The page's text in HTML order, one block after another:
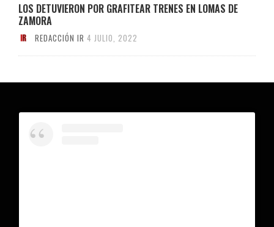
LOS DETUVIERON POR GRAFITEAR TRENES EN LOMAS DE
ZAMORA
REDACCIÓN IR 4 JULIO, 2022